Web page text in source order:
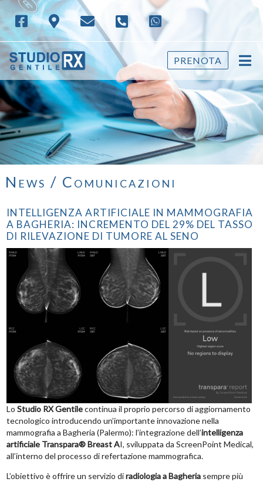
PRENOTA
News / Comunicazioni
INTELLIGENZA ARTIFICIALE IN MAMMOGRAFIA
A BAGHERIA: INCREMENTO DEL 29% DEL TASSO
DI RILEVAZIONE DI TUMORE AL SENO
Lo Studio RX Gentilecontinua il proprio percorso di aggiornamento
tecnologico introducendo un’importante innovazione nella
mammografia a Bagheria (Palermo): l’integrazione dell’intelligenza
artificiale Transpara® Breast AI, sviluppata da ScreenPoint Medical,
all’interno del processo di refertazione mammografica.
L’obiettivo è offrire un servizio diradiologia a Bagheriasempre più